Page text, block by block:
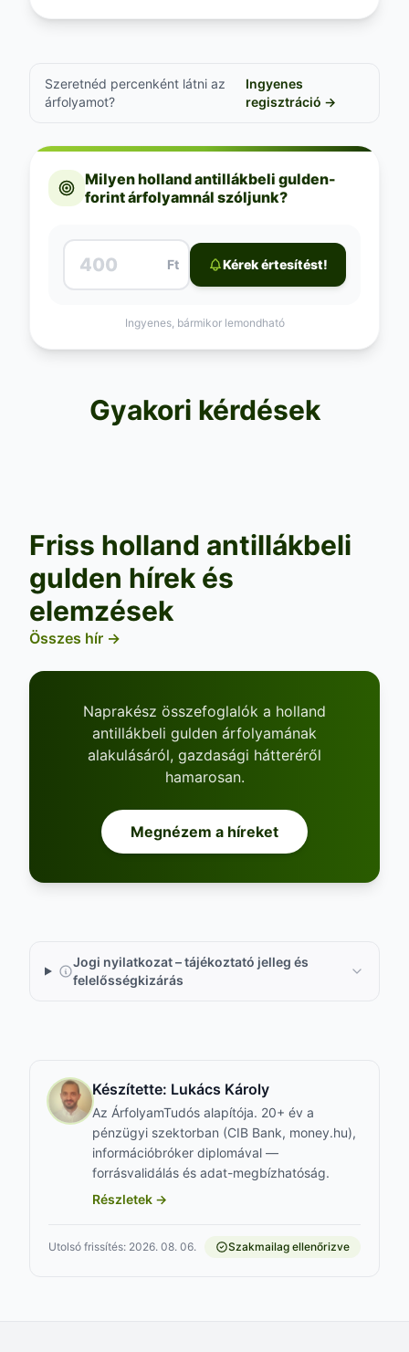
Szeretnéd percenként látni az
árfolyamot?
Ingyenes
regisztráció →
Milyen holland antillákbeli gulden-
forint árfolyamnál szóljunk?
Ft Kérek értesítést!
Ingyenes, bármikor lemondható
Gyakori kérdések
Friss holland antillákbeli
gulden hírek és
elemzések
Összes hír →
Naprakész összefoglalók a holland
antillákbeli gulden árfolyamának
alakulásáról, gazdasági hátteréről
hamarosan.
Megnézem a híreket
Jogi nyilatkozat – tájékoztató jelleg és
felelősségkizárás
Készítette: Lukács Károly
Az ÁrfolyamTudós alapítója. 20+ év a
pénzügyi szektorban (CIB Bank, money.hu),
információbróker diplomával —
forrásvalidálás és adat-megbízhatóság.
Részletek →
Utolsó frissítés: 2026. 08. 06. Szakmailag ellenőrizve